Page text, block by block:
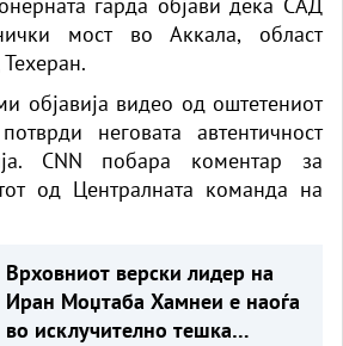
мост во Аккала, област
објавија видео од оштетениот
неговата автентичност
CNN побара коментар за
од Централната команда на
Врховниот верски лидер на
Иран Моџтаба Хамнеи е наоѓа
во исклучително тешка